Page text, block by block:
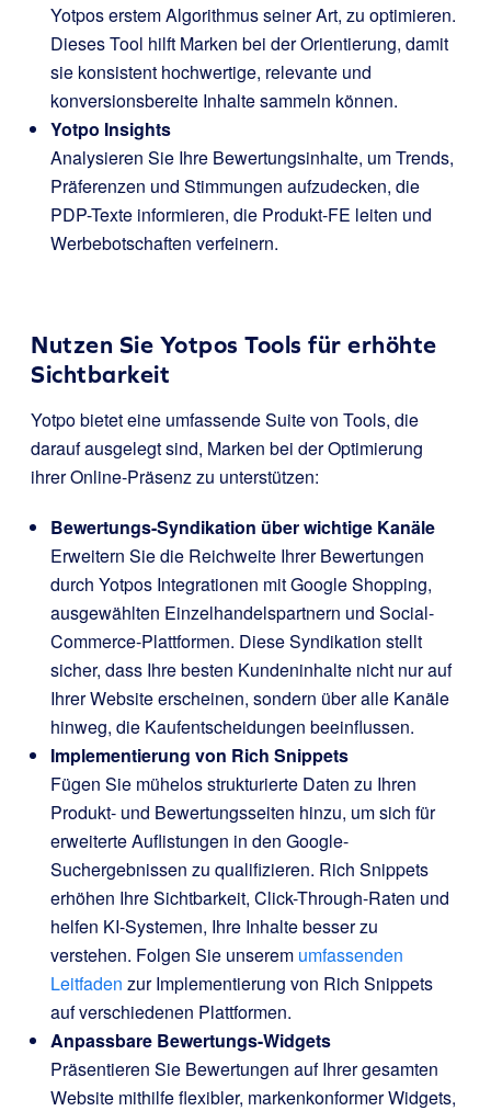
Yotpos erstem Algorithmus seiner Art, zu optimieren.
Dieses Tool hilft Marken bei der Orientierung, damit
sie konsistent hochwertige, relevante und
konversionsbereite Inhalte sammeln können.
Yotpo Insights
Analysieren Sie Ihre Bewertungsinhalte, um Trends,
Präferenzen und Stimmungen aufzudecken, die
PDP-Texte informieren, die Produkt-FE leiten und
Werbebotschaften verfeinern.
Nutzen Sie Yotpos Tools für erhöhte
Sichtbarkeit
Yotpo bietet eine umfassende Suite von Tools, die
darauf ausgelegt sind, Marken bei der Optimierung
ihrer Online-Präsenz zu unterstützen:
Bewertungs-Syndikation über wichtige Kanäle
Erweitern Sie die Reichweite Ihrer Bewertungen
durch Yotpos Integrationen mit Google Shopping,
ausgewählten Einzelhandelspartnern und Social-
Commerce-Plattformen. Diese Syndikation stellt
sicher, dass Ihre besten Kundeninhalte nicht nur auf
Ihrer Website erscheinen, sondern über alle Kanäle
hinweg, die Kaufentscheidungen beeinflussen.
Implementierung von Rich Snippets
Fügen Sie mühelos strukturierte Daten zu Ihren
Produkt- und Bewertungsseiten hinzu, um sich für
erweiterte Auflistungen in den Google-
Suchergebnissen zu qualifizieren. Rich Snippets
erhöhen Ihre Sichtbarkeit, Click-Through-Raten und
helfen KI-Systemen, Ihre Inhalte besser zu
verstehen. Folgen Sie unserem umfassenden
Leitfaden zur Implementierung von Rich Snippets
auf verschiedenen Plattformen.
Anpassbare Bewertungs-Widgets
Präsentieren Sie Bewertungen auf Ihrer gesamten
Website mithilfe flexibler, markenkonformer Widgets,